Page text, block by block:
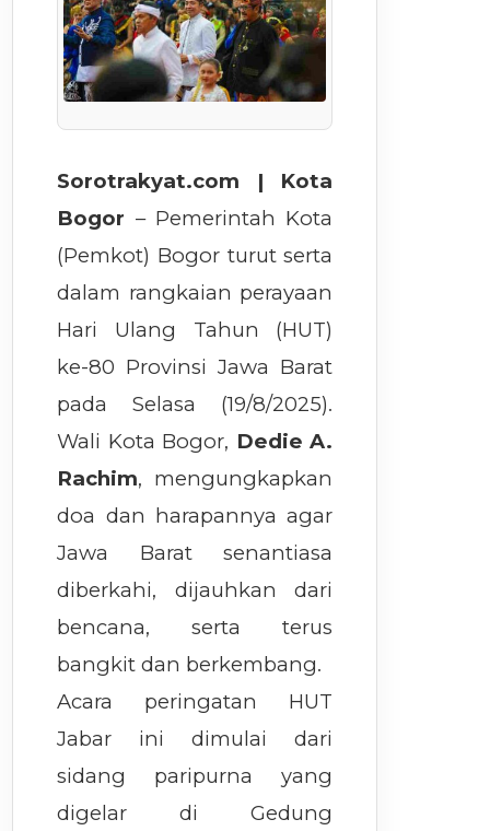
Sorotrakyat.com | Kota
Bogor – Pemerintah Kota
(Pemkot) Bogor turut serta
dalam rangkaian perayaan
Hari Ulang Tahun (HUT)
ke-80 Provinsi Jawa Barat
pada Selasa (19/8/2025).
Wali Kota Bogor, Dedie A.
Rachim, mengungkapkan
doa dan harapannya agar
Jawa Barat senantiasa
diberkahi, dijauhkan dari
bencana, serta terus
bangkit dan berkembang.
Acara peringatan HUT
Jabar ini dimulai dari
sidang paripurna yang
digelar di Gedung